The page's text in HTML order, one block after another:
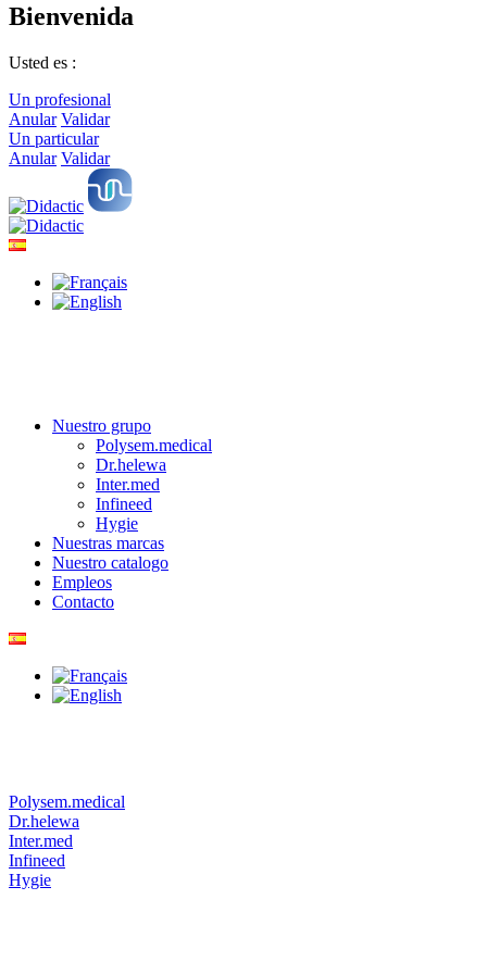
Bienvenida
Usted es :
Un profesional
Anular Validar
Un particular
Anular Validar
Nuestro grupo
Polysem.medical
Dr.helewa
Inter.med
Infineed
Hygie
Nuestras marcas
Nuestro catalogo
Empleos
Contacto
Polysem.medical
Dr.helewa
Inter.med
Infineed
Hygie